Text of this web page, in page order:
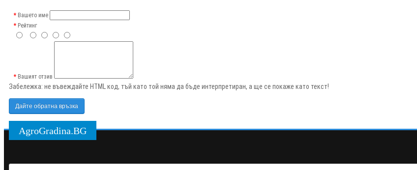
Вашето име
Рейтинг
Вашият отзив
Забележка: не въвеждайте HTML код, тъй като той няма да бъде интерпретиран, а ще се покаже като текст!
Дайте обратна връзка
AgroGradina.BG